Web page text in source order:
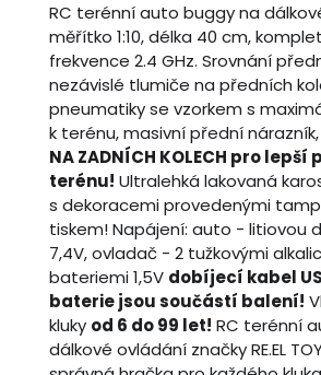
RC terénní auto buggy na
měřítko 1:10, délka 40 cm,
frekvence 2.4 GHz. Srovnání
nezávislé tlumiče na předních
pneumatiky se vzorkem s
k terénu, masivní přední nárazník,
NA ZADNÍCH KOLECH pro lepší
terénu! Ultralehká lakovaná
s dekoracemi provedenými
tiskem! Napájení: auto - litiovou
7,4V, ovladač - 2 tužkovými
bateriemi 1,5V dobíjecí kabel
baterie jsou součástí balení!
kluky od 6 do 99 let! RC terénní
dálkové ovládání značky RE.EL